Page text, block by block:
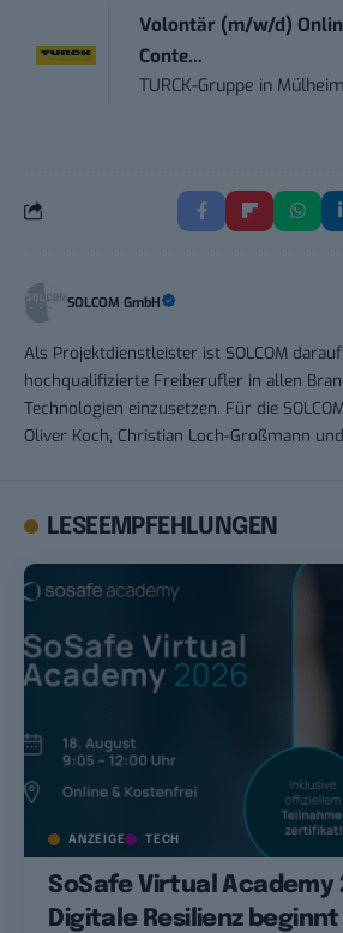
Volontär (m/w/d)
Conte...
TURCK-Gruppe in
SOLCOM GmbH
Als Projektdienstleister ist SOLCOM
hochqualifizierte Freiberufler in allen
Technologien einzusetzen. Für die
Oliver Koch, Christian Loch-Großmann
LESEEMPFEHLUNGEN
ANZEIGE TECH
SoSafe Virtual Academy
Digitale Resilienz